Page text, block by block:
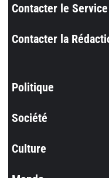
Contacter le
Contacter la
Politique
Société
Culture